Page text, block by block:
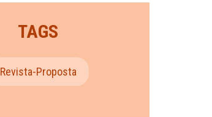
TAGS
Revista-Proposta